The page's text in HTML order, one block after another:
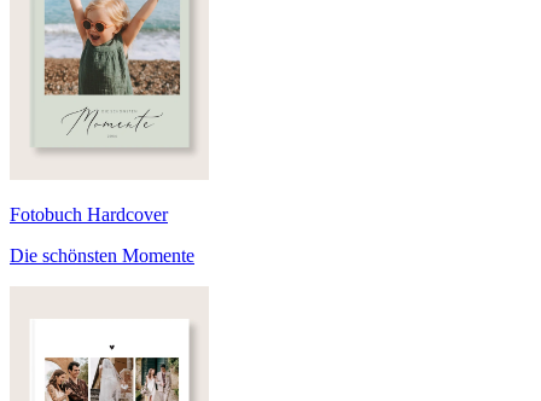
Fotobuch Hardcover
Die schönsten Momente